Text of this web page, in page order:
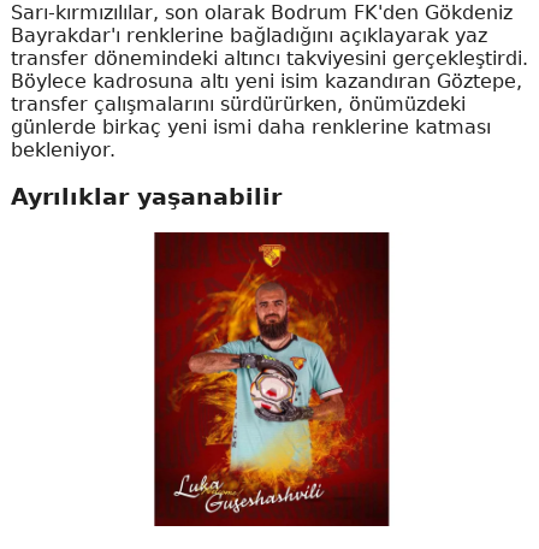
Sarı-kırmızılılar, son olarak Bodrum FK'den Gökdeniz
Bayrakdar'ı renklerine bağladığını açıklayarak yaz
transfer dönemindeki altıncı takviyesini gerçekleştirdi.
Böylece kadrosuna altı yeni isim kazandıran Göztepe,
transfer çalışmalarını sürdürürken, önümüzdeki
günlerde birkaç yeni ismi daha renklerine katması
bekleniyor.
Ayrılıklar yaşanabilir